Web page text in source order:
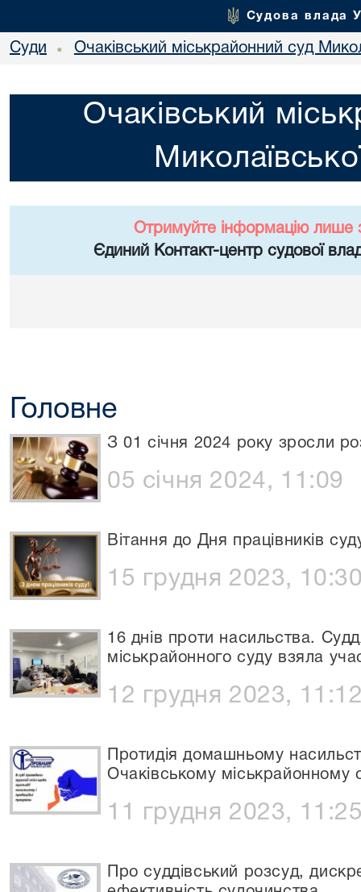
Судова влада
Суди • Очаківський міськрайонний суд
Очаківський
Отримуйте інформацію лише
Єдиний Контакт-центр судової
Головне
З 01 січня 2024 року зросли
05 січня 2024, 11:09
Вітання до Дня працівників
15 грудня 2023,
16 днів проти насильства.
міськрайонного суду взяла
12 грудня 2023,
Протидія домашньому
Очаківському міськрайонному
11 грудня 2023,
Про суддівський розсуд,